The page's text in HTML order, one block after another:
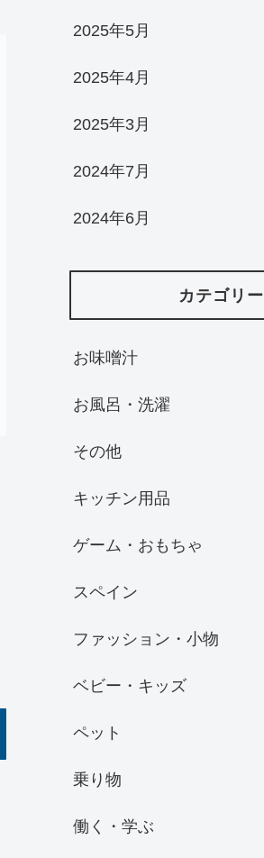
2025年5月
2025年4月
2025年3月
2024年7月
2024年6月
カテゴリー
お味噌汁
お風呂・洗濯
その他
キッチン用品
ゲーム・おもちゃ
スペイン
ファッション・小物
ベビー・キッズ
ペット
乗り物
働く・学ぶ